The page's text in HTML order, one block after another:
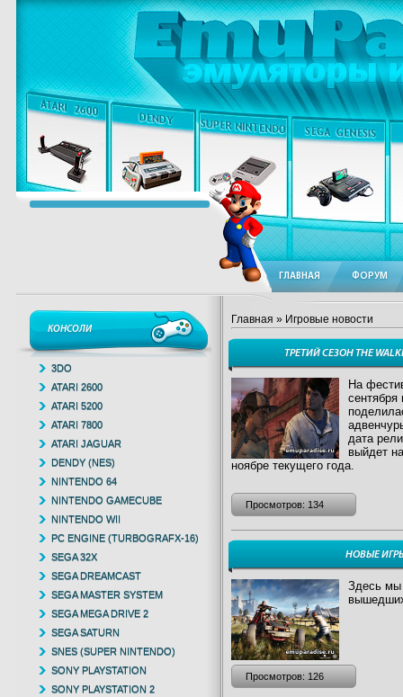
ГЛАВНАЯ ФОРУМ
Главная » Игровые новости
ТРЕТИЙ СЕЗОН THE
На
дата
выйдет
ноябре текущего года.
Просмотров: 134
НОВЫЕ
Здесь мы
Просмотров: 126
КОНСОЛИ
3DO
ATARI 2600
ATARI 5200
ATARI 7800
ATARI JAGUAR
DENDY (NES)
NINTENDO 64
NINTENDO GAMECUBE
NINTENDO WII
PC ENGINE (TURBOGRAFX-16)
SEGA 32X
SEGA DREAMCAST
SEGA MASTER SYSTEM
SEGA MEGA DRIVE 2
SEGA SATURN
SNES (SUPER NINTENDO)
SONY PLAYSTATION
SONY PLAYSTATION 2